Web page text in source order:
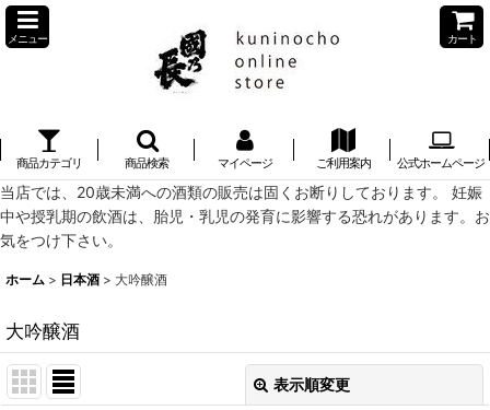
メニュー カート
商品カテゴリ 商品検索 マイページ ご利用案内 公式ホームページ
当店では、20歳未満への酒類の販売は固くお断りしております。 妊娠
中や授乳期の飲酒は、胎児・乳児の発育に影響する恐れがあります。お
気をつけ下さい。
ホーム > 日本酒 > 大吟醸酒
大吟醸酒
表示順変更